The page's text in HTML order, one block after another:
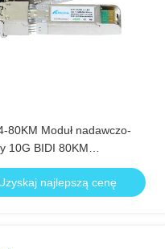
80KM Moduł nadawczo-
10G BIDI 80KM
1550nm SFP+ STM-64 WDM
najlepszą cenę